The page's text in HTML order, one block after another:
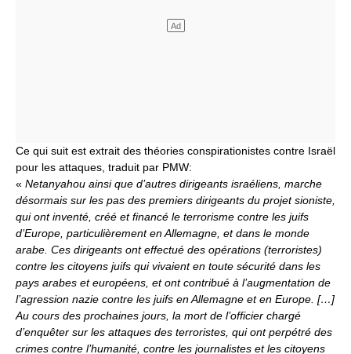
Ce qui suit est extrait des théories conspirationistes contre Israël
pour les attaques, traduit par PMW:
« Netanyahou ainsi que d’autres dirigeants israéliens, marche
désormais sur les pas des premiers dirigeants du projet sioniste,
qui ont inventé, créé et financé le terrorisme contre les juifs
d’Europe, particulièrement en Allemagne, et dans le monde
arabe. Ces dirigeants ont effectué des opérations (terroristes)
contre les citoyens juifs qui vivaient en toute sécurité dans les
pays arabes et européens, et ont contribué à l’augmentation de
l’agression nazie contre les juifs en Allemagne et en Europe. […]
Au cours des prochaines jours, la mort de l’officier chargé
d’enquêter sur les attaques des terroristes, qui ont perpétré des
crimes contre l’humanité, contre les journalistes et les citoyens